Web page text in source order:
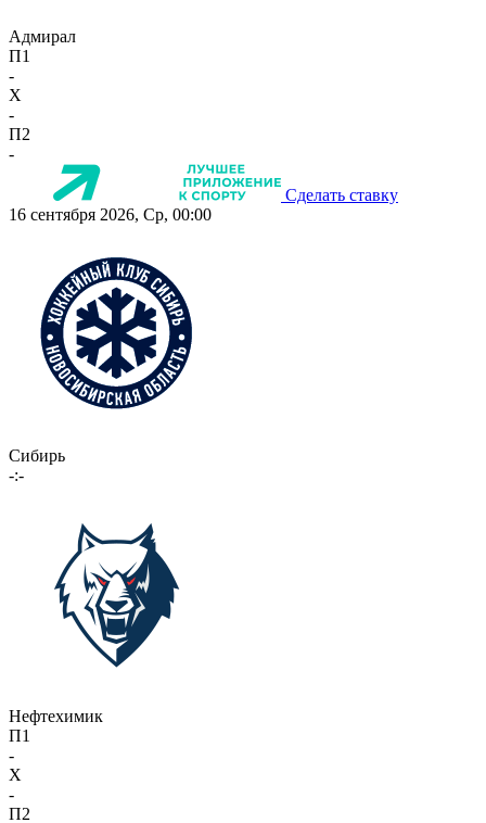
Адмирал
П1
-
X
-
П2
-
Сделать ставку
16 сентября 2026, Ср, 00:00
Сибирь
-:-
Нефтехимик
П1
-
X
-
П2